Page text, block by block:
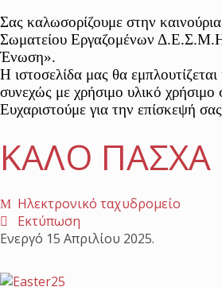
Σας καλωσορίζουμε στην
Σωματείου Εργαζομένων
Ένωση».
Η ιστοσελίδα μας θα
συνεχώς με χρήσιμο υλικό χρήσιμο
Ευχαριστούμε για την επίσκεψή
ΚΑΛΟ ΠΑΣΧΑ
Ηλεκτρονικό ταχυδρομείο
Εκτύπωση
Ενεργό 15 Απριλίου 2025.